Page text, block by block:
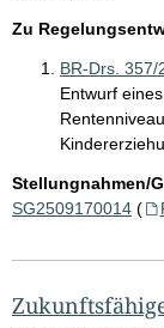
Zu
BR-Drs. 357/
Entwurf
Stellungnahmen/
SG2509170014 (